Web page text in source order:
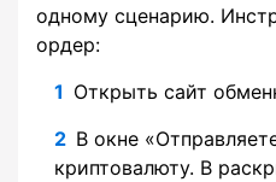
одному сценарию.
ордер:
Открыть сайт
В окне
криптовалюту. В